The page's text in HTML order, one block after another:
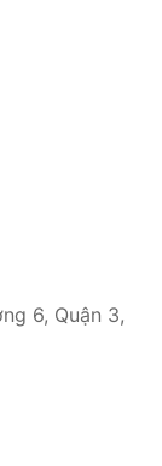
6, Quận 3,